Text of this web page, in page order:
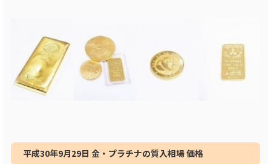
平成30年9月29日 金・プラチナの質入相場 価格